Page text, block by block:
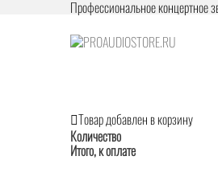
Профессиональное концертное
Товар добавлен в корзину
Количество
Итого, к оплате